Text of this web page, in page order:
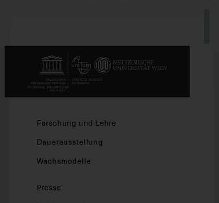
Forschung und Lehre
Dauerausstellung
Wachsmodelle
Presse